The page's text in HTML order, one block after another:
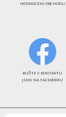
HODNOCENÍ OBCHODU
BUĎTE V KONTAKTU
JSME NA FACEBOOKU